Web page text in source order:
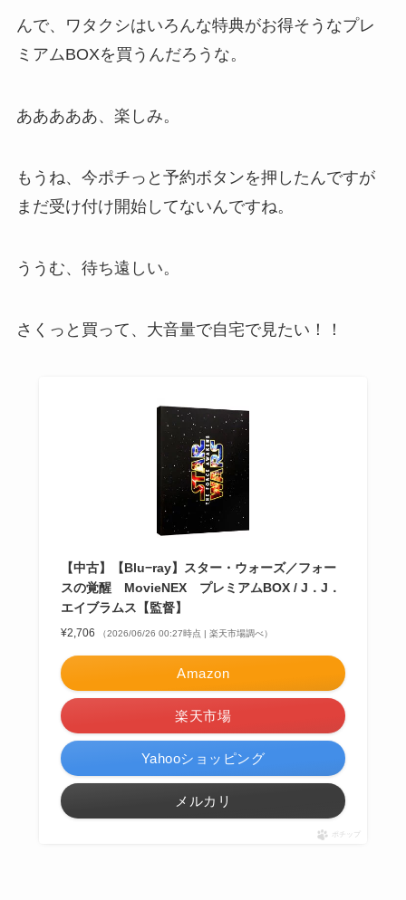
んで、ワタクシはいろんな特典がお得そうなプレ
ミアムBOXを買うんだろうな。
あああああ、楽しみ。
もうね、今ポチっと予約ボタンを押したんですが
まだ受け付け開始してないんですね。
ううむ、待ち遠しい。
さくっと買って、大音量で自宅で見たい！！
【中古】【Blu−ray】スター・ウォーズ／フォー
スの覚醒 MovieNEX プレミアムBOX / J．J．
エイブラムス【監督】
¥2,706 （2026/06/26 00:27時点 | 楽天市場調べ）
Amazon
楽天市場
Yahooショッピング
メルカリ
ポチップ